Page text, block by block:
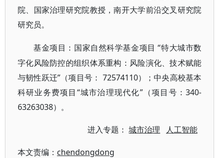
院、国家治理研究院教授，南开大学前沿交叉研究院
研究员。
基金项目 ：国家自然科学基金项目 “特大城市数
字化风险防控的组织体系重构：风险演化、技术赋能
与韧性跃迁”（项目号： 72574110）；中央高校基本
科研业务费项目“城市治理现代化”（项目号：340-
63263038）。
进入专题：城市治理 人工智能
本文责编： chendongdong